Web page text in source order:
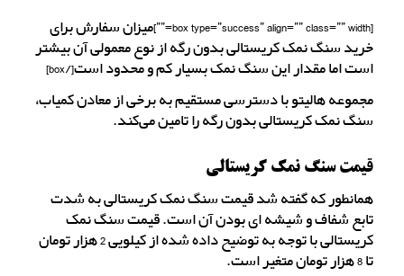
[box type=”success” align=”” class=”” width=””]میزان سفارش برای
خرید سنگ نمک کریستالی بدون رگه از نوع معمولی آن بیشتر
است اما مقدار این سنگ نمک بسیار کم و محدود است[/box]
مجموعه هالیتو با دسترسی مستقیم به برخی از معادن کمیاب،
سنگ نمک کریستالی بدون رگه را تامین می‌کند.
قیمت سنگ نمک کریستالی
همانطور که گفته شد قیمت سنگ نمک کریستالی به شدت
تابع شفاف و شیشه ای بودن آن است. قیمت سنگ نمک
کریستالی با توجه به توضیح داده شده از کیلویی 2 هزار تومان
تا 8 هزار تومان متغیر است.